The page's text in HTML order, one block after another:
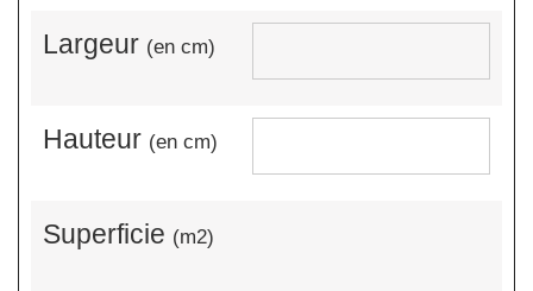
Largeur (en cm)
Hauteur (en cm)
Superficie (m2)